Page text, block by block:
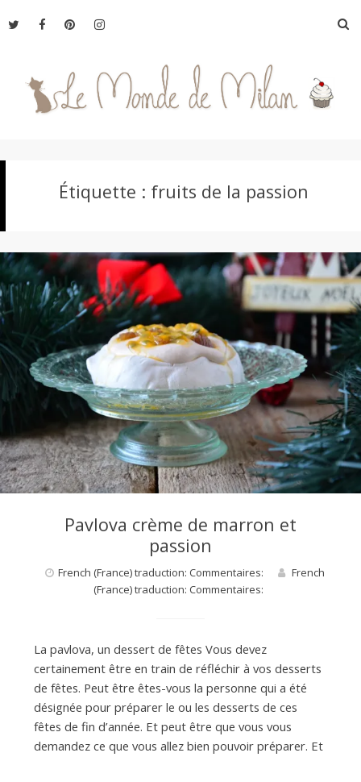
au
M
o
n
d
e
Étiquette : fruits de la passion
Pavlova crème de marron et
passion
French (France) traduction: Commentaires:
French
(France) traduction: Commentaires:
La pavlova, un dessert de fêtes Vous devez
certainement être en train de réfléchir à vos desserts
de fêtes. Peut être êtes-vous la personne qui a été
désignée pour préparer le ou les desserts de ces
fêtes de fin d’année. Et peut être que vous vous
demandez ce que vous allez bien pouvoir préparer. Et